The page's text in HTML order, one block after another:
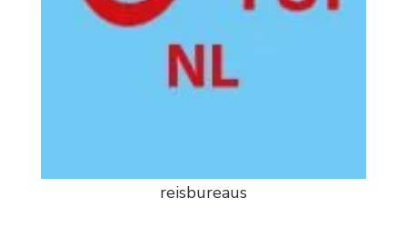
reisbureaus